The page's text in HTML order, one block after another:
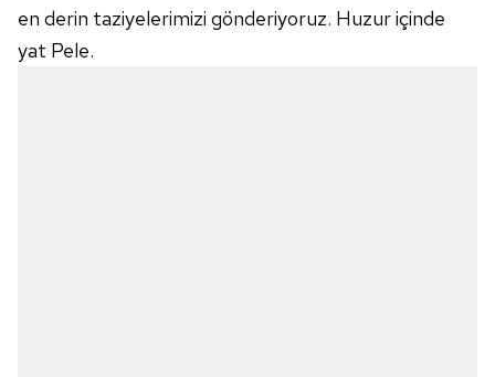
en derin taziyelerimizi gönderiyoruz. Huzur içinde
yat Pele.